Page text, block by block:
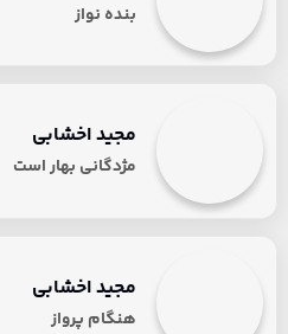
بنده نواز
مجید اخشابی
مژدگانی بهار است
مجید اخشابی
هنگام پرواز